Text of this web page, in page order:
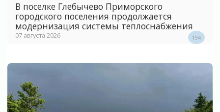
В поселке Глебычево Приморского
городского поселения продолжается
модернизация системы теплоснабжения
07 августа 2026 194